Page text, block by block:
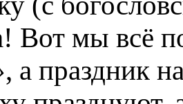
Вот мы всё
, а праздник